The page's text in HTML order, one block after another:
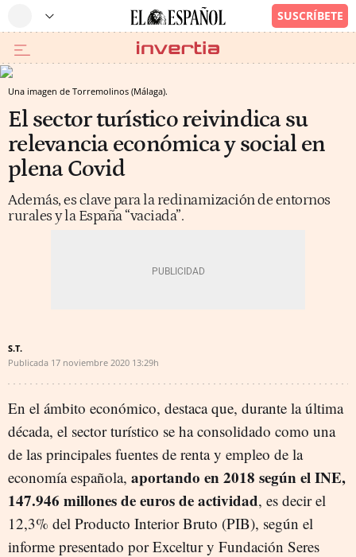
Una imagen de Torremolinos (Málaga).
El sector turístico reivindica su
relevancia económica y social en
plena Covid
Además, es clave para la redinamización de entornos
rurales y la España “vaciada”.
S.T.
Publicada 17 noviembre 2020 13:29h
En el ámbito económico, destaca que, durante la última
década, el sector turístico se ha consolidado como una
de las principales fuentes de renta y empleo de la
economía española, aportando en 2018 según el INE,
147.946 millones de euros de actividad, es decir el
12,3% del Producto Interior Bruto (PIB), según el
informe presentado por Exceltur y Fundación Seres